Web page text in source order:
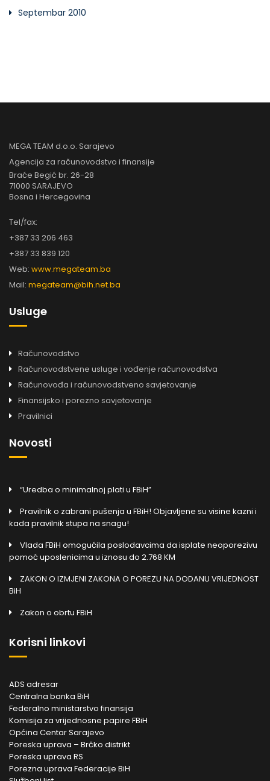
Septembar 2010
MEGA TEAM d.o.o. Sarajevo
Agencija za računovodstvo i finansije
Braće Begić br. 26-28
71000 SARAJEVO
Bosna i Hercegovina
Tel/fax:
+387 33 206 463
+387 33 839 120
Web: www.megateam.ba
Mail: megateam@bih.net.ba
Usluge
Računovodstvo
Računovodstvene usluge i vođenje računovodstva
Računovođa i računovodstveno savjetovanje
Finansijsko i porezno savjetovanje
Pravilnici
Novosti
“Uredba o minimalnoj plati u FBiH”
Pravilnik o zabrani pušenja u FBiH! Objavljene su visine kazni i
kada pravilnik stupa na snagu!
Vlada FBiH omogućila poslodavcima da isplate neoporezivu
pomoć uposlenicima u iznosu do 2.768 KM
ZAKON O IZMJENI ZAKONA O POREZU NA DODANU VRIJEDNOST
BiH
Zakon o obrtu FBiH
Korisni linkovi
ADS adresar
Centralna banka BiH
Federalno ministarstvo finansija
Komisija za vrijednosne papire FBiH
Općina Centar Sarajevo
Poreska uprava – Brčko distrikt
Poreska uprava RS
Porezna uprava Federacije BiH